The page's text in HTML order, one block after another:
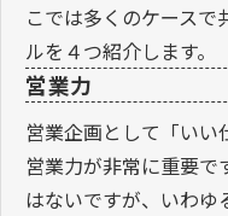
こでは多くのケース
ルを４つ紹介します。
営業力
営業企画として「い
営業力が非常に重要で
はないですが、いわゆ